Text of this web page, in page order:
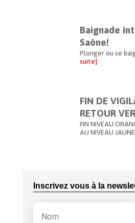
Baignade
Saône!
Plonger ou se
suite]
FIN DE
RETOUR
FIN NIVEAU
AU NIVEAU JAUNE
Inscrivez vous à la